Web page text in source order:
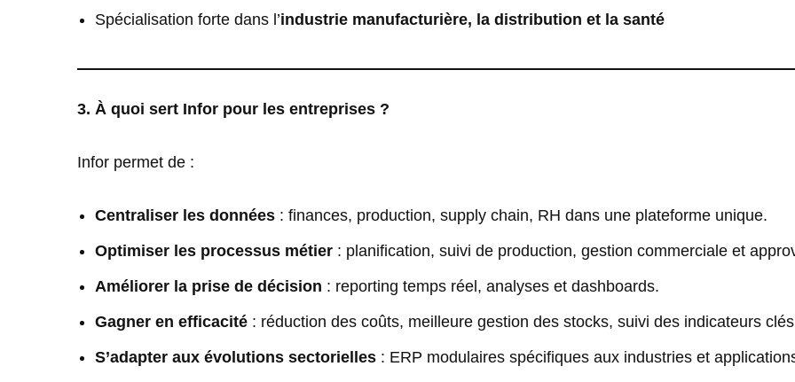
Spécialisation forte dans l’industrie manufacturière, la distribution et la santé
3. À quoi sert Infor pour les entreprises ?
Infor permet de :
Centraliser les données : finances, production, supply chain, RH dans une plateforme unique.
Optimiser les processus métier : planification, suivi de production, gestion commerciale et
Améliorer la prise de décision : reporting temps réel, analyses et dashboards.
Gagner en efficacité : réduction des coûts, meilleure gestion des stocks, suivi des indicateurs
S’adapter aux évolutions sectorielles : ERP modulaires spécifiques aux industries et